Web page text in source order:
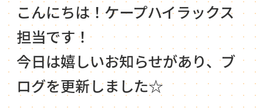
こんにちは！ケープハイラックス
担当です！
今日は嬉しいお知らせがあり、ブ
ログを更新しました☆